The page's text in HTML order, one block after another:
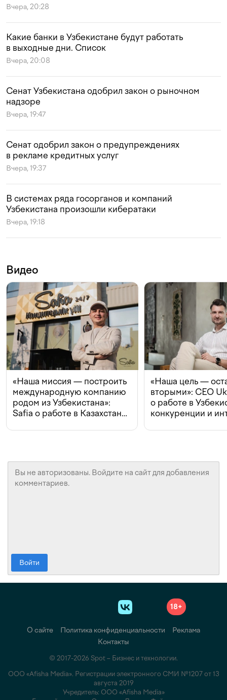
Вчера, 20:28
Какие банки в Узбекистане будут работать
в выходные дни. Список
Вчера, 20:08
Сенат Узбекистана одобрил закон о рыночном
надзоре
Вчера, 19:47
Сенат одобрил закон о предупреждениях
в рекламе кредитных услуг
Вчера, 19:37
В системах ряда госорганов и компаний
Узбекистана произошли кибератаки
Вчера, 19:18
Видео
«Наша миссия — построить
международную компанию
родом из Узбекистана»:
Safia о работе в Казахстане,
«Наша цель —
вторыми»: CEO
о работе в
конкуренции и
Войти
18+
О сайте Политика конфиденциальности
Реклама
Контакты
© 2017-2026 Spot – Бизнес и технологии.
ООО «Afisha Media». Регистрации электронного СМИ №1207 от 13
августа 2019
Учредитель: ООО «Afisha Media»